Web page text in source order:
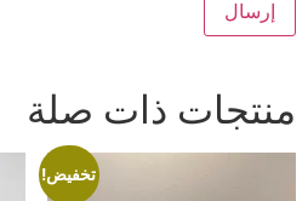
منتجات ذات صلة
تخفيض!